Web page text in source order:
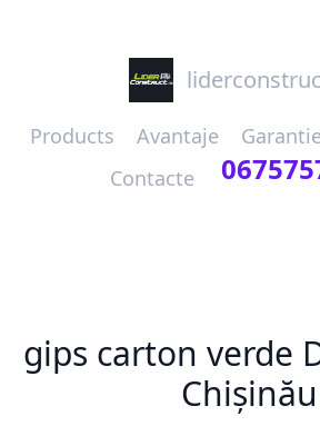
Products Avantaje Garantie
Contacte
gips carton verde
Chișinău